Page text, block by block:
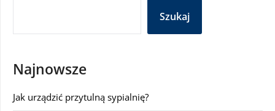
Szukaj
Najnowsze
Jak urządzić przytulną sypialnię?